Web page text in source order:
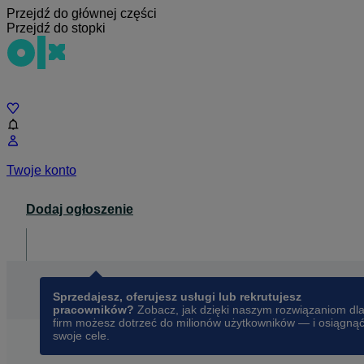
Przejdź do głównej części
Przejdź do stopki
Twoje konto
Dodaj ogłoszenie
Sprzedajesz, oferujesz usługi lub rekrutujesz
pracowników? Zobacz, jak dzięki naszym rozwiązaniom dla
firm możesz dotrzeć do milionów użytkowników — i osiągnąć
swoje cele.